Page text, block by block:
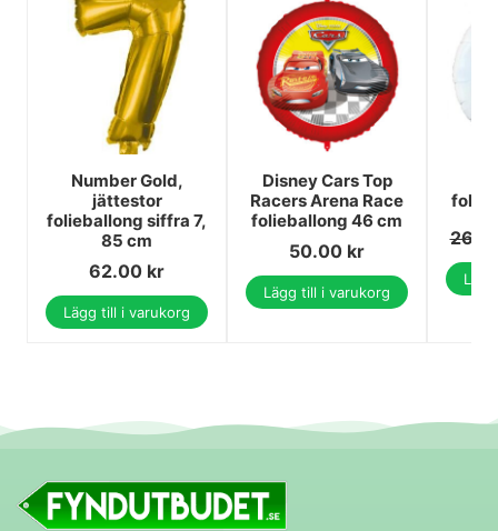
Number Gold,
jättestor
folieballong siffra 7,
85 cm
62.00 kr
Lägg till i varukorg
Disney Cars Top
Racers Arena Race
folieballong 46 cm
50.00 kr
Lägg till i varukorg